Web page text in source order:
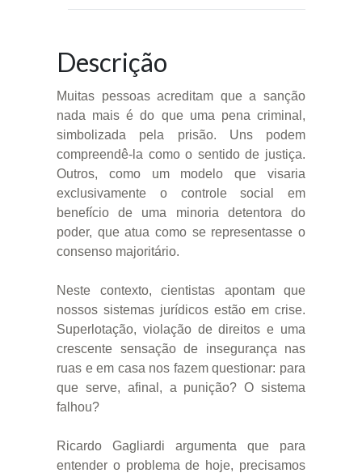
Descrição
Muitas pessoas acreditam que a sanção
nada mais é do que uma pena criminal,
simbolizada pela prisão. Uns podem
compreendê-la como o sentido de justiça.
Outros, como um modelo que visaria
exclusivamente o controle social em
benefício de uma minoria detentora do
poder, que atua como se representasse o
consenso majoritário.
Neste contexto, cientistas apontam que
nossos sistemas jurídicos estão em crise.
Superlotação, violação de direitos e uma
crescente sensação de insegurança nas
ruas e em casa nos fazem questionar: para
que serve, afinal, a punição? O sistema
falhou?
Ricardo Gagliardi argumenta que para
entender o problema de hoje, precisamos